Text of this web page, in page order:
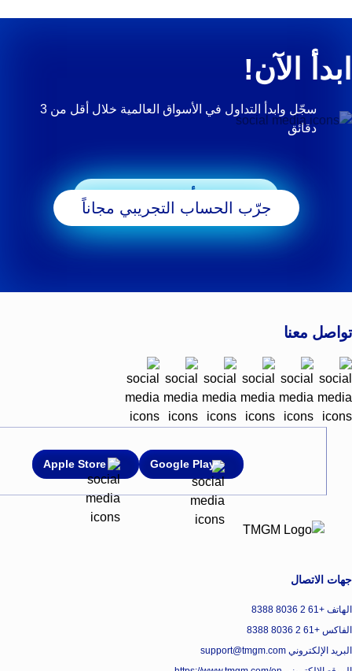
ابدأ الآن!
سجّل وابدأ التداول في الأسواق العالمية خلال أقل من 3
دقائق
ابدأ التداول
جرّب الحساب التجريبي مجاناً
تواصل معنا
Google Play
Apple Store
جهات الاتصال
الهاتف +61 2 8036 8388
الفاكس +61 2 8036 8388
البريد الإلكتروني support@tmgm.com